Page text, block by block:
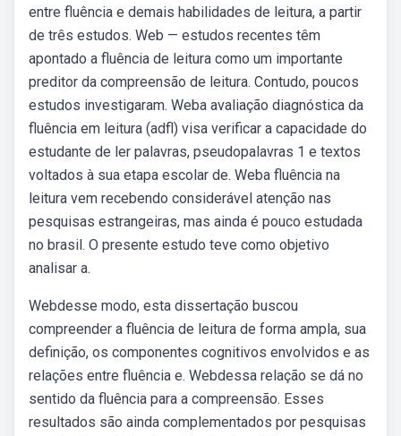
entre fluência e demais habilidades de leitura, a partir
de três estudos. Web — estudos recentes têm
apontado a fluência de leitura como um importante
preditor da compreensão de leitura. Contudo, poucos
estudos investigaram. Weba avaliação diagnóstica da
fluência em leitura (adfl) visa verificar a capacidade do
estudante de ler palavras, pseudopalavras 1 e textos
voltados à sua etapa escolar de. Weba fluência na
leitura vem recebendo considerável atenção nas
pesquisas estrangeiras, mas ainda é pouco estudada
no brasil. O presente estudo teve como objetivo
analisar a.
Webdesse modo, esta dissertação buscou
compreender a fluência de leitura de forma ampla, sua
definição, os componentes cognitivos envolvidos e as
relações entre fluência e. Webdessa relação se dá no
sentido da fluência para a compreensão. Esses
resultados são ainda complementados por pesquisas